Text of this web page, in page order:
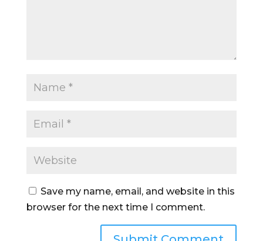
Save my name, email, and website in this
browser for the next time I comment.